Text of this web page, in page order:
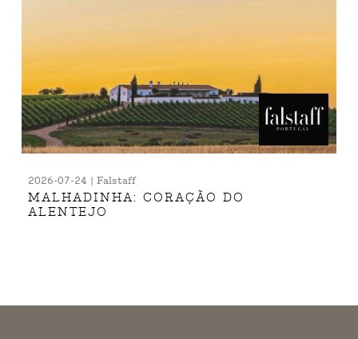
2026-07-24 | Falstaff
MALHADINHA: CORAÇÃO DO
ALENTEJO